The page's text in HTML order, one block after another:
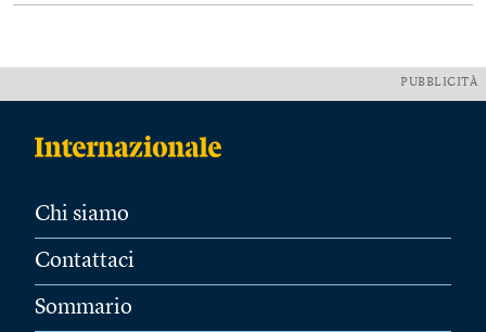
PUBBLICITÀ
Chi siamo
Contattaci
Sommario